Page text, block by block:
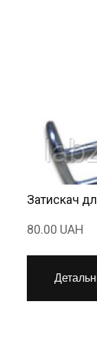
Затискач
80.00 UAH